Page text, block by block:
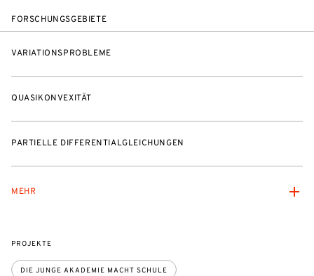
FORSCHUNGSGEBIETE
VARIATIONSPROBLEME
QUASIKONVEXITÄT
PARTIELLE DIFFERENTIALGLEICHUNGEN
MEHR
PROJEKTE
DIE JUNGE AKADEMIE MACHT SCHULE